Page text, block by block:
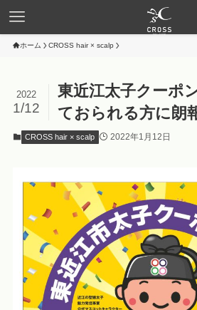
ホーム CROSS hair × scalp
東近江太子クーポ
ておられる方に朗
2022
1/12
CROSS hair × scalp 2022年1月12日